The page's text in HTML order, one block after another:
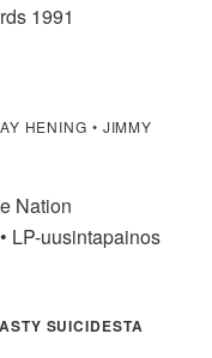
1991
HENING • JIMMY
Nation
LP-uusintapainos
SUICIDESTA